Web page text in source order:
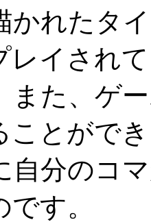
かれたタ
レイされ
また、ゲ
ことがで
自分のコ
す。